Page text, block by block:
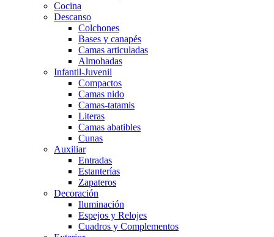
Cocina
Descanso
Colchones
Bases y canapés
Camas articuladas
Almohadas
Infantil-Juvenil
Compactos
Camas nido
Camas-tatamis
Literas
Camas abatibles
Cunas
Auxiliar
Entradas
Estanterías
Zapateros
Decoración
Iluminación
Espejos y Relojes
Cuadros y Complementos